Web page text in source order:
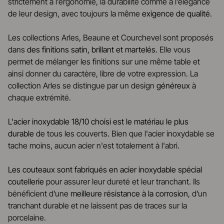
de leur design, avec toujours la même exigence de qualité.
Les collections Arles, Beaune et Courchevel sont proposés
dans des finitions satin, brillant et martelés. Elle vous
permet de mélanger les finitions sur une même table et
ainsi donner du caractère, libre de votre expression. La
collection Arles se distingue par un design généreux à
chaque extrémité.
L'acier inoxydable 18/10 choisi est le matériau le plus
durable de tous les couverts. Bien que l'acier inoxydable se
tache moins, aucun acier n'est totalement à l'abri.
Les couteaux sont fabriqués en acier inoxydable spécial
coutellerie pour assurer leur dureté et leur tranchant. Ils
bénéficient d’une meilleure résistance à la corrosion, d’un
tranchant durable et ne laissent pas de traces sur la
porcelaine.